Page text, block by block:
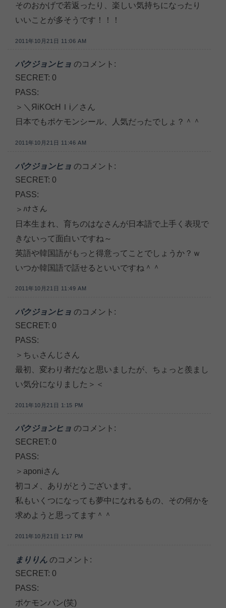
そのおかげで若返ったり、楽しい気持ちになったり
いいことが多そうです！！！
2011年10月21日 11:06 AM
パクジョンヒョ のコメント:
SECRET: 0
PASS:
＞＼ЯiΚΟсНＩi／さん
日本でもポケモンシール、人気だったでしょ？＾＾
2011年10月21日 11:46 AM
パクジョンヒョ のコメント:
SECRET: 0
PASS:
＞ﾊﾅさん
日本生まれ、育ちのはなさんが日本語で上手く表現で
きないって面白いですね～
英語や韓国語がもっと得意ってことでしょうか？ｗ
いつか韓国語で話せるといいですね＾＾
2011年10月21日 11:49 AM
パクジョンヒョ のコメント:
SECRET: 0
PASS:
＞ちぃさんじさん
最初、変わり者だなと思いましたが、ちょっと羨まし
い気分になりました＞＜
2011年10月21日 1:15 PM
パクジョンヒョ のコメント:
SECRET: 0
PASS:
＞aponiさん
初コメ、ありがとうございます。
私もいくつになっても夢中になれるもの、その何かを
求めようと思ってます＾＾
2011年10月21日 1:17 PM
まりりん のコメント:
SECRET: 0
PASS:
ポケモンパン(笑)